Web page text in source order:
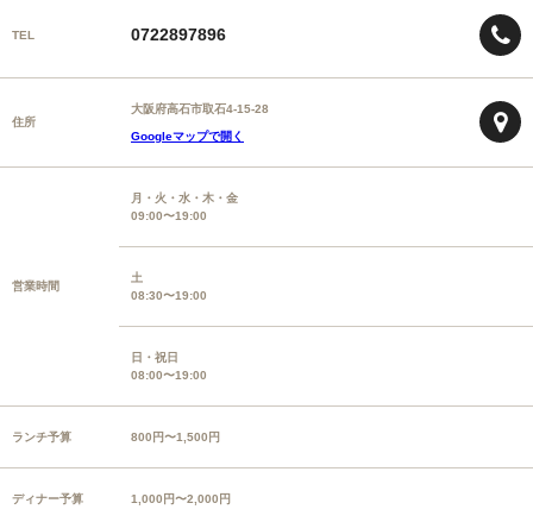
TEL 0722897896
住所
大阪府高石市取石4-15-28
Googleマップで開く
営業時間
月・火・水・木・金
09:00〜19:00
土
08:30〜19:00
日・祝日
08:00〜19:00
ランチ予算 800円〜1,500円
ディナー予算 1,000円〜2,000円